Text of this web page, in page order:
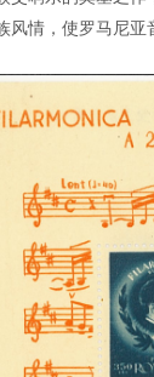
风情，使罗马尼亚